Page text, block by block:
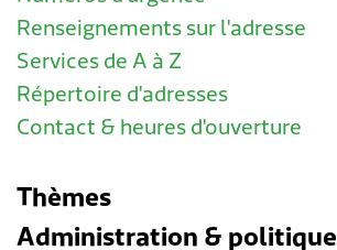
Renseignements sur l'adresse
Services de A à Z
Répertoire d'adresses
Contact & heures d'ouverture
Thèmes
Administration & politique